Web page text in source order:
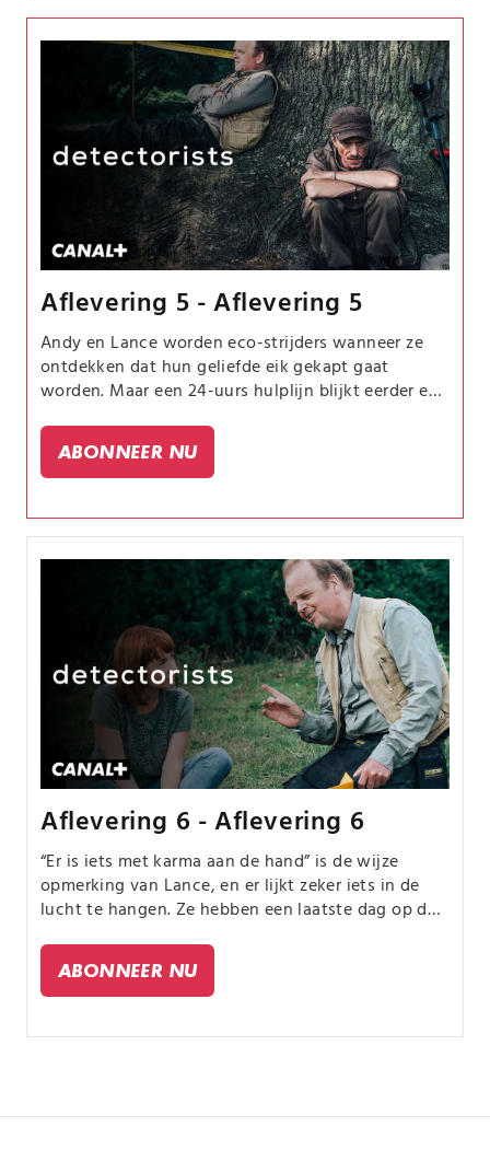
Aflevering 5 - Aflevering 5
Andy en Lance worden eco-strijders wanneer ze
ontdekken dat hun geliefde eik gekapt gaat
worden. Maar een 24-uurs hulplijn blijkt eerder een
ABONNEER NU
Aflevering 6 - Aflevering 6
“Er is iets met karma aan de hand” is de wijze
opmerking van Lance, en er lijkt zeker iets in de
lucht te hangen. Ze hebben een laatste dag op de
halen en dat goud te vinden.
ABONNEER NU